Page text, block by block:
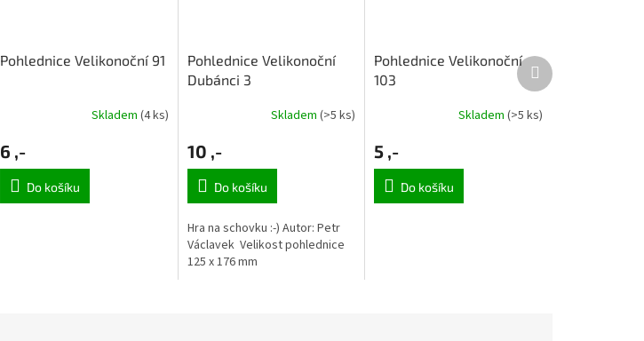
Pohlednice Velikonoční 91
Skladem (4 ks)
6 ,-
Do košíku
Pohlednice Velikonoční
Dubánci 3
Skladem(>5 ks)
10 ,-
Do košíku
Hra na schovku :-) Autor: Petr
Václavek Velikost pohlednice
125 x 176 mm
Pohlednice Velikonoční
103
Skladem (>5 ks)
5 ,-
Do košíku
Další
produkt